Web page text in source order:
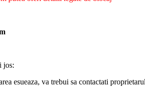
jos:
esueaza, va trebui sa contactati